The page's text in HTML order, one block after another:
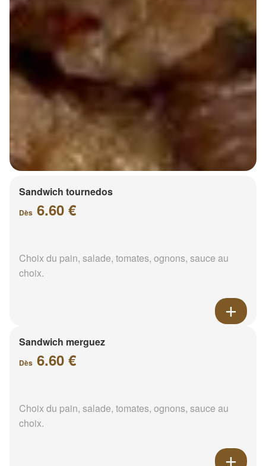
Sandwich tournedos
Dès 6.60 €
Choix du pain, salade, tomates, ognons, sauce au
choix.
Sandwich merguez
Dès 6.60 €
Choix du pain, salade, tomates, ognons, sauce au
choix.